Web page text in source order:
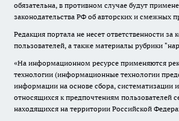
обязательна, в противном случае будут
законодательства РФ об авторских и смежных
Редакция портала не несет ответственности за
пользователей, а также материалы рубрики
«На информационном ресурсе применяются
технологии (информационные технологии
информации на основе сбора, систематизации
относящихся к предпочтениям пользователей
находящихся на территории Российской